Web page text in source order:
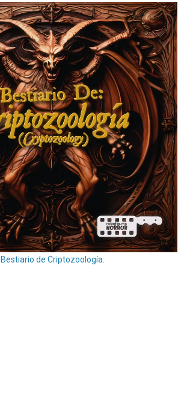
Bestiario de Criptozoología.